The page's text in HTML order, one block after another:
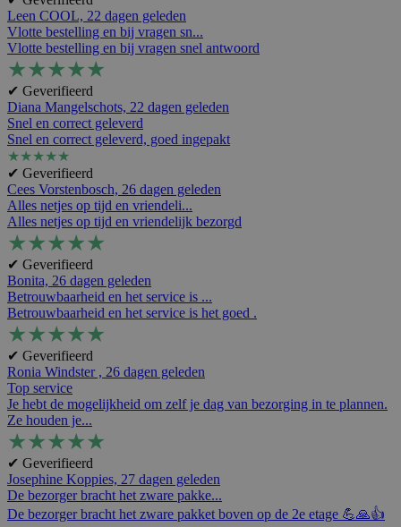
Leen COOL, 22 dagen geleden
Vlotte bestelling en bij vragen sn...
Vlotte bestelling en bij vragen snel antwoord
★★★★★
✔ Geverifieerd
Diana Mangelschots, 22 dagen geleden
Snel en correct geleverd
Snel en correct geleverd, goed ingepakt
★★★★★
✔ Geverifieerd
Cees Vorstenbosch, 26 dagen geleden
Alles netjes op tijd en vriendeli...
Alles netjes op tijd en vriendelijk bezorgd
★★★★★
✔ Geverifieerd
Bonita, 26 dagen geleden
Betrouwbaarheid en het service is ...
Betrouwbaarheid en het service is het goed .
★★★★★
✔ Geverifieerd
Ronia Windster , 26 dagen geleden
Top service
Je hebt de mogelijkheid om zelf je dag van bezorging in te plannen.
Ze houden je...
★★★★★
✔ Geverifieerd
Josephine Koppies, 27 dagen geleden
De bezorger bracht het zware pakke...
De bezorger bracht het zware pakket boven op de 2e etage 💪🙏👍